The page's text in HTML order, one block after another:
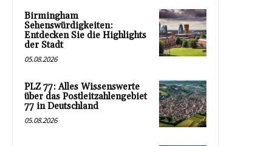
Birmingham
Sehenswürdigkeiten:
Entdecken Sie die Highlights
der Stadt
05.08.2026
PLZ 77: Alles Wissenswerte
über das Postleitzahlengebiet
77 in Deutschland
05.08.2026